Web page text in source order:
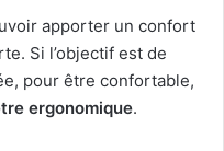
apporter un confort
Si l’objectif est de
pour être confortable,
ergonomique.